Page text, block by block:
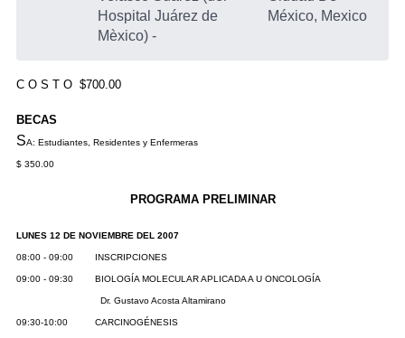
Hospital Juárez de
Mèxico) -
México, Mexico
C O S T O $700.00
BECAS
SA: Estudiantes, Residentes y Enfermeras
$ 350.00
PROGRAMA PRELIMINAR
LUNES 12 DE NOVIEMBRE DEL 2007
08:00 - 09:00 INSCRIPCIONES
09:00 - 09:30 BIOLOGÍA MOLECULAR APLICADA A U ONCOLOGÍA
Dr. Gustavo Acosta Altamirano
09:30-10:00 CARCINOGÉNESIS